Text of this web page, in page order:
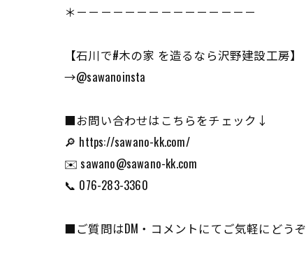
＊－－－－－－－－－－－－－－－
【石川で#木の家 を造るなら沢野建設工房】
→@sawanoinsta
■お問い合わせはこちらをチェック↓
🔎 https://sawano-kk.com/
✉️ sawano@sawano-kk.com
📞 076-283-3360
■ご質問はDM・コメントにてご気軽にどうぞ